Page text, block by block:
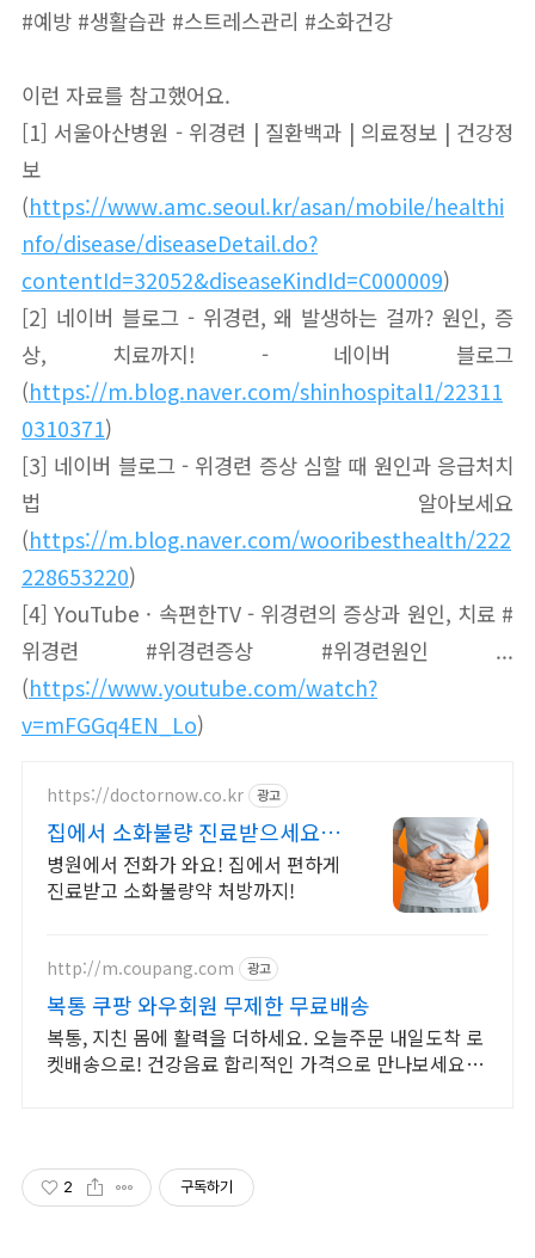
#예방 #생활습관 #스트레스관리 #소화건강
이런 자료를 참고했어요.
[1] 서울아산병원 - 위경련 | 질환백과 | 의료정보 | 건강정
보
(https://www.amc.seoul.kr/asan/mobile/healthi
nfo/disease/diseaseDetail.do?
contentId=32052&diseaseKindId=C000009)
[2] 네이버 블로그 - 위경련, 왜 발생하는 걸까? 원인, 증
상, 치료까지! - 네이버 블로그
(https://m.blog.naver.com/shinhospital1/22311
0310371)
[3] 네이버 블로그 - 위경련 증상 심할 때 원인과 응급처치
법 알아보세요
(https://m.blog.naver.com/wooribesthealth/222
228653220)
[4] YouTube · 속편한TV - 위경련의 증상과 원인, 치료 #
위경련 #위경련증상 #위경련원인 ...
(https://www.youtube.com/watch?
v=mFGGq4EN_Lo)
https://doctornow.co.kr 광고
집에서 소화불량 진료받으세요
365일 24시간 진료가능
병원에서 전화가 와요! 집에서 편하게
진료받고 소화불량약 처방까지!
http://m.coupang.com 광고
복통 쿠팡 와우회원 무제한 무료배송
복통, 지친 몸에 활력을 더하세요. 오늘주문 내일도착 로
켓배송으로! 건강음료 합리적인 가격으로 만나보세요.
2 구독하기